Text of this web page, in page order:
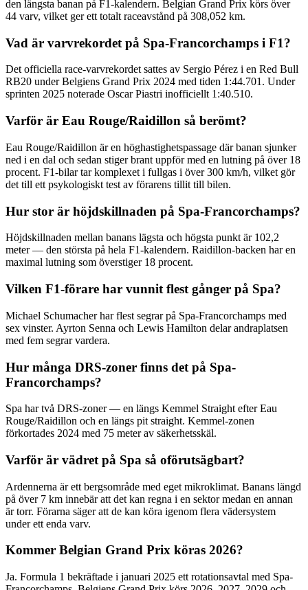
den längsta banan på F1-kalendern. Belgian Grand Prix körs över
44 varv, vilket ger ett totalt raceavstånd på 308,052 km.
Vad är varvrekordet på Spa-Francorchamps i F1?
Det officiella race-varvrekordet sattes av Sergio Pérez i en Red Bull
RB20 under Belgiens Grand Prix 2024 med tiden 1:44.701. Under
sprinten 2025 noterade Oscar Piastri inofficiellt 1:40.510.
Varför är Eau Rouge/Raidillon så berömt?
Eau Rouge/Raidillon är en höghastighetspassage där banan sjunker
ned i en dal och sedan stiger brant uppför med en lutning på över 18
procent. F1-bilar tar komplexet i fullgas i över 300 km/h, vilket gör
det till ett psykologiskt test av förarens tillit till bilen.
Hur stor är höjdskillnaden på Spa-Francorchamps?
Höjdskillnaden mellan banans lägsta och högsta punkt är 102,2
meter — den största på hela F1-kalendern. Raidillon-backen har en
maximal lutning som överstiger 18 procent.
Vilken F1-förare har vunnit flest gånger på Spa?
Michael Schumacher har flest segrar på Spa-Francorchamps med
sex vinster. Ayrton Senna och Lewis Hamilton delar andraplatsen
med fem segrar vardera.
Hur många DRS-zoner finns det på Spa-
Francorchamps?
Spa har två DRS-zoner — en längs Kemmel Straight efter Eau
Rouge/Raidillon och en längs pit straight. Kemmel-zonen
förkortades 2024 med 75 meter av säkerhetsskäl.
Varför är vädret på Spa så oförutsägbart?
Ardennerna är ett bergsområde med eget mikroklimat. Banans längd
på över 7 km innebär att det kan regna i en sektor medan en annan
är torr. Förarna säger att de kan köra igenom flera vädersystem
under ett enda varv.
Kommer Belgian Grand Prix köras 2026?
Ja. Formula 1 bekräftade i januari 2025 ett rotationsavtal med Spa-